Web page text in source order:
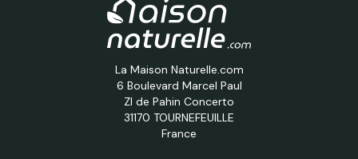
La Maison Naturelle.com
6 Boulevard Marcel Paul
ZI de Pahin Concerto
31170 TOURNEFEUILLE
France